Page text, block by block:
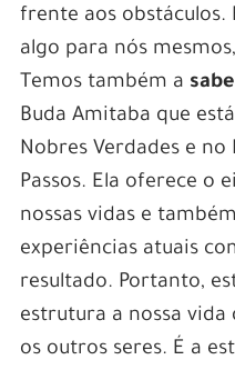
frente aos obstáculos.
algo para nós
Temos também a
Buda Amitaba que
Nobres Verdades e
Passos. Ela oferece o
nossas vidas e
experiências atuais
resultado. Portanto,
estrutura a nossa
os outros seres. É a